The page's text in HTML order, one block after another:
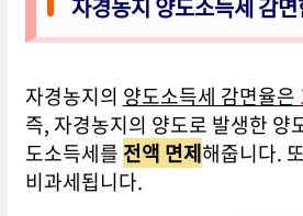
자경농지 양도소득세 감
자경농지의 양도소득세 감면율은
즉, 자경농지의 양도로 발생한 양
도소득세를 전액 면제해줍니다.
비과세됩니다.